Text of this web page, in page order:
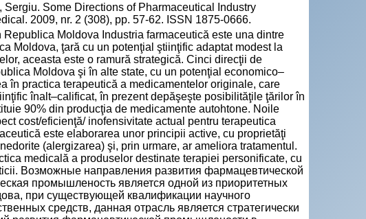
Some Directions of Pharmaceutical Industry
2009, nr. 2 (308), pp. 57-62. ISSN 1875-0666.
Moldova Industria farmaceutică este una dintre
Moldova, ţară cu un potenţial ştiinţific adaptat modest la
aceasta este o ramură strategică. Cinci direcţii de
Moldova şi în alte state, cu un potenţial economico–
în practica terapeutică a medicamentelor originale, care
înalt–calificat, în prezent depăşeşte posibilităţile ţărilor în
90% din producţia de medicamente autohtone. Noile
cost/eficienţă/ inofensivitate actual pentru terapeutica
este elaborarea unor principii active, cu proprietăţi
(alergizarea) şi, prin urmare, ar ameliora tratamentul.
medicală a produselor destinate terapiei personificate, cu
Возможные направления развития фармацевтической
промышленость является одной из приоритетных
при существующей квалификации научного
средств, данная отрасль является стратегически